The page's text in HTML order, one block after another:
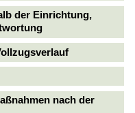
der Einrichtung,
nach der